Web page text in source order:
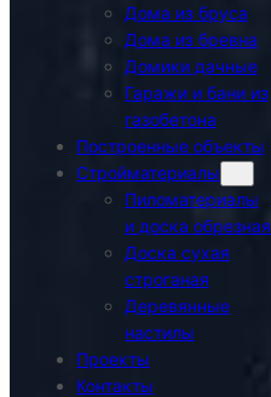
Дома из бруса
Дома из бревна
Домики дачные
Гаражи и бани из
газобетона
Построенные объекты
Стройматериалы
Пиломатериалы
и доска обрезная
Доска сухая
строганая
Деревянные
настилы
Проекты
Контакты